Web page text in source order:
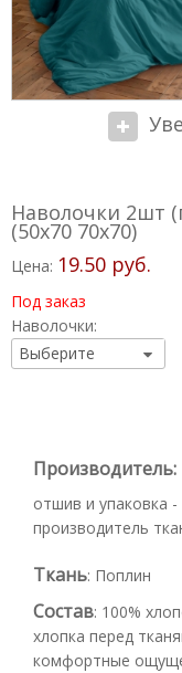
Наволочки 2шт
(50x70 70x70)
Цена: 19.50 руб.
Под заказ
Наволочки:
Производитель:
отшив и упаковка -
производитель
Ткань: Поплин
Состав: 100%
хлопка перед
комфортные